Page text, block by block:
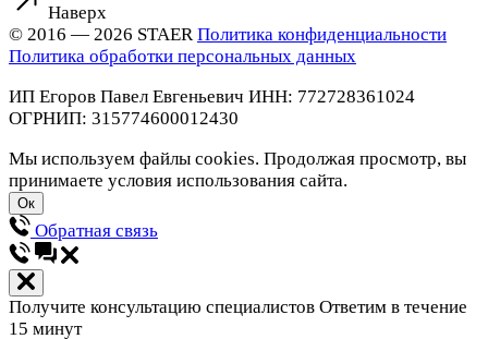
Наверх
© 2016 — 2026 STAER Политика конфиденциальности
Политика обработки персональных данных
ИП Егоров Павел Евгеньевич ИНН: 772728361024
ОГРНИП: 315774600012430
Мы используем файлы cookies. Продолжая просмотр, вы
принимаете условия использования сайта.
Ок
Обратная связь
Получите консультацию специалистов Ответим в течение
15 минут